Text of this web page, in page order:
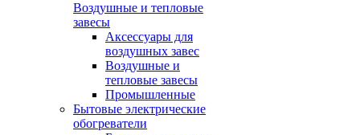
Воздушные и тепловые
завесы
Аксессуары для
воздушных завес
Воздушные и
тепловые завесы
Промышленные
Бытовые электрические
обогреватели